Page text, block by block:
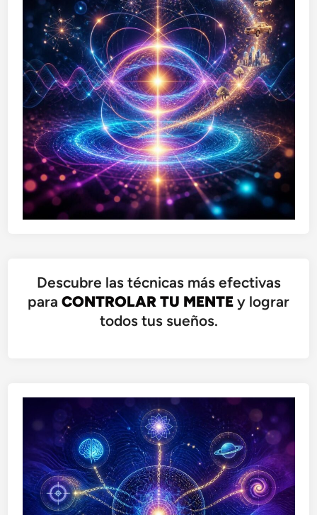
Descubre las técnicas más efectivas
para CONTROLAR TU MENTE y lograr
todos tus sueños.